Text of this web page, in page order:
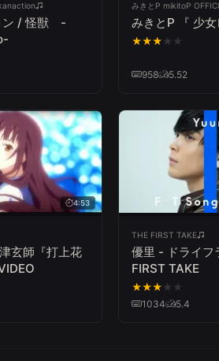
ン / 怪獣 -
みきとP mikitoP
みきとP 『 少
★★★ ★ ★
958 5.52
4:53
玄師『打上花
THE FIRST TAKE
優里 - ドライフ
FIRST TAKE
★★★ ★ ★
1034
5.4